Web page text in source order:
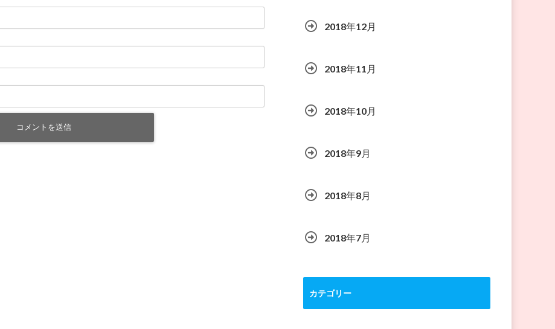
2018年12月
2018年11月
2018年10月
2018年9月
2018年8月
2018年7月
カテゴリー